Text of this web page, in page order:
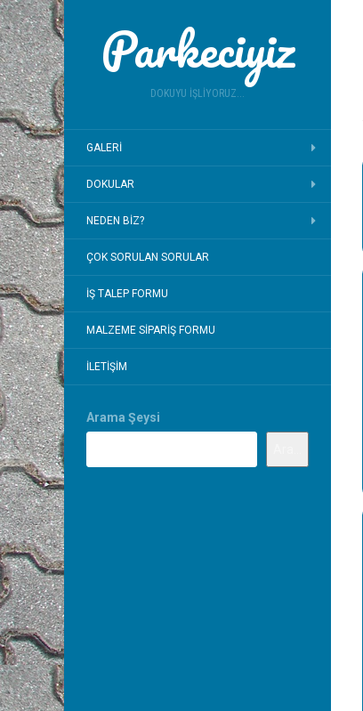
Parkeciyiz
DOKUYU İŞLIYORUZ...
GALERI
DOKULAR
NEDEN BIZ?
ÇOK SORULAN SORULAR
İŞ TALEP FORMU
MALZEME SIPARIŞ FORMU
İLETIŞIM
Arama Şeysi